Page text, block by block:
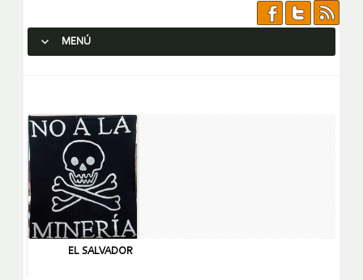
MENÚ
EL SALVADOR